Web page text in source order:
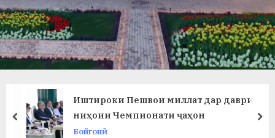
в
л
а
т
и
Иштироки Пешвои миллат дар даври
ниҳоии Чемпионати ҷаҳон
Бойгонӣ
prev